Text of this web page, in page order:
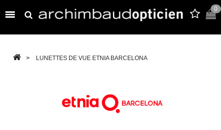
 0
> LUNETTES DE VUE ETNIA BARCELONA